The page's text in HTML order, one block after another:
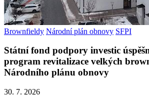
Brownfieldy Národní plán obnovy SFPI
Státní fond podpory investic
program revitalizace velkých
Národního plánu obnovy
30. 7. 2026